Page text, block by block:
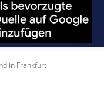
in Frankfurt